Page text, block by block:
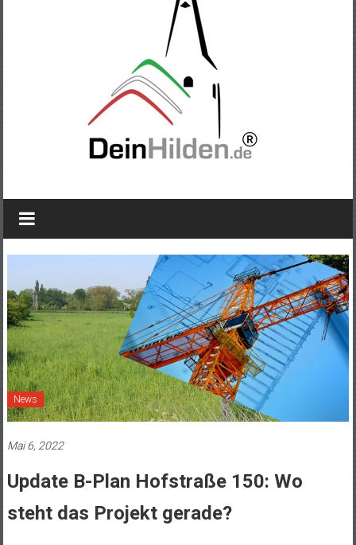
News
Mai 6, 2022
Update B-Plan Hofstraße 150: Wo
steht das Projekt gerade?